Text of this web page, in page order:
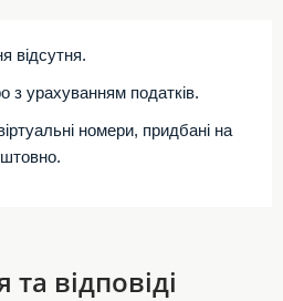
відсутня.
з урахуванням податків.
номери, придбані на
відповіді